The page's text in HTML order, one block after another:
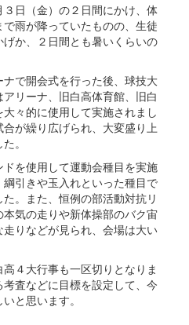
日（金）の２日間にかけ、体
雨が降っていたものの、生徒
か、２日間とも暑いくらいの
で開会式を行った後、球技大
リーナ、旧白高体育館、旧白
々的に使用して実施されまし
が繰り広げられ、大変盛り上
。
を使用して運動会種目を実施
引きや玉入れといった種目で
。また、恒例の部活動対抗リ
気の走りや新体操部のバク宙
りなどが見られ、会場は大い
４大行事も一区切りとなりま
査などに目標を設定して、今
と思います。